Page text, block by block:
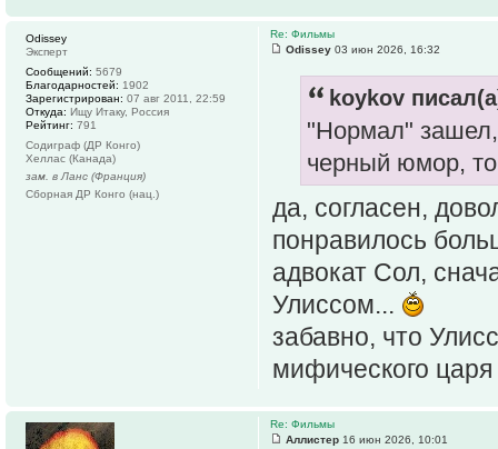
Re: Фильмы
Odissey 03 июн 2026, 16:32
koykov
"Нормал" зашел,
черный юмор,
да, согласен,
понравилось
адвокат Сол,
Улиссом...
забавно, что
мифического
Odissey
Эксперт
Сообщений: 5679
Благодарностей: 1902
Зарегистрирован: 07 авг 2011, 22:59
Откуда: Ищу Итаку, Россия
Рейтинг: 791
Содиграф (ДР Конго)
Хеллас (Канада)
зам. в Ланс (Франция)
Сборная ДР Конго (нац.)
Re: Фильмы
Аллистер 16 июн 2026, 10:01